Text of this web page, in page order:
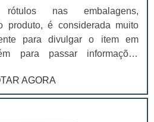
nas embalagens,
produto, é considerada muito
para divulgar o item em
para passar informações
para que seja capaz de
AGORA